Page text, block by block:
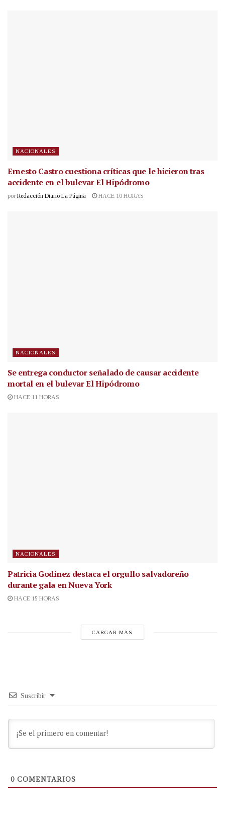
NACIONALES
Ernesto Castro cuestiona críticas que le hicieron tras
accidente en el bulevar El Hipódromo
por Redacción Diario La Página HACE 10 HORAS
NACIONALES
Se entrega conductor señalado de causar accidente
mortal en el bulevar El Hipódromo
HACE 11 HORAS
NACIONALES
Patricia Godínez destaca el orgullo salvadoreño
durante gala en Nueva York
HACE 15 HORAS
CARGAR MÁS
Suscribir
0 COMENTARIOS